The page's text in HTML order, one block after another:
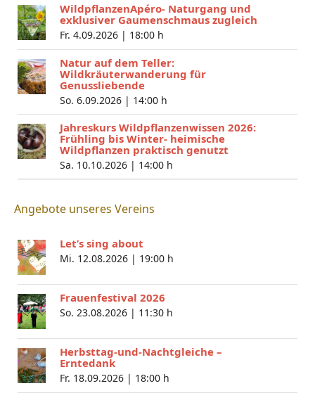
WildpflanzenApéro- Naturgang und
exklusiver Gaumenschmaus zugleich
Fr. 4.09.2026 | 18:00 h
Natur auf dem Teller:
Wildkräuterwanderung für
Genussliebende
So. 6.09.2026 | 14:00 h
Jahreskurs Wildpflanzenwissen 2026:
Frühling bis Winter- heimische
Wildpflanzen praktisch genutzt
Sa. 10.10.2026 | 14:00 h
Angebote unseres Vereins
Let’s sing about
Mi. 12.08.2026 | 19:00 h
Frauenfestival 2026
So. 23.08.2026 | 11:30 h
Herbsttag-und-Nachtgleiche –
Erntedank
Fr. 18.09.2026 | 18:00 h